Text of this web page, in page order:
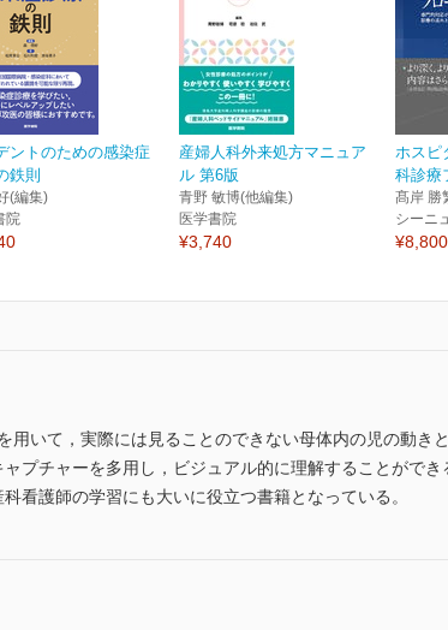
ントのための感染症
鉄則
(編集)
院
産婦人科外来処方マニュア
ル 第6版
青野 敏博(他編集)
医学書院
¥3,740
ホスピ
科診療
髙岸 勝
シーニ
¥8,800
用いて，実際には見ることのできない母体内の児の動
ャプチャーを多用し，ビジュアル的に理解することがで
科看護師の学習にも大いに役立つ書籍となっている。